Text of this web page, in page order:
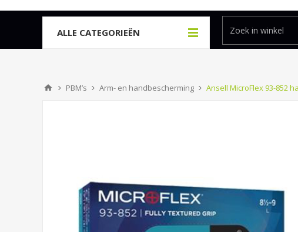
ALLE CATEGORIEËN
PBM’s Arm- en handbescherming Ansell MicroFlex 93-852